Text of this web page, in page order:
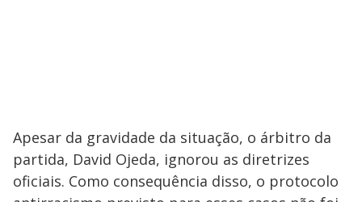
Apesar da gravidade da situação, o árbitro da
partida, David Ojeda, ignorou as diretrizes
oficiais. Como consequência disso, o protocolo